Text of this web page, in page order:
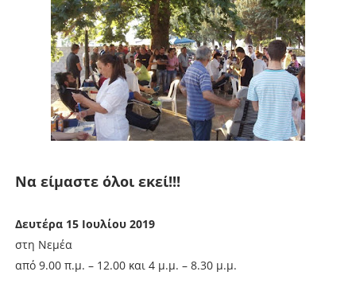
Να είμαστε όλοι εκεί!!!
Δευτέρα 15 Ιουλίου 2019
στη Νεμέα
από 9.00 π.μ. – 12.00 και 4 μ.μ. – 8.30 μ.μ.